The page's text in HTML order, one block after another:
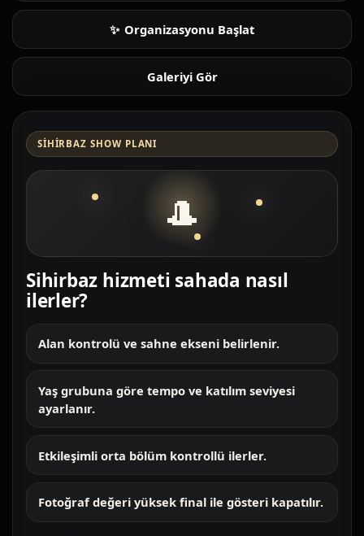
Organizasyonu Başlat
Galeriyi Gör
SIHIRBAZ SHOW PLANI
🎩
Sihirbaz hizmeti sahada nasıl
ilerler?
Alan kontrolü ve sahne ekseni belirlenir.
Yaş grubuna göre tempo ve katılım seviyesi
ayarlanır.
Etkileşimli orta bölüm kontrollü ilerler.
Fotoğraf değeri yüksek final ile gösteri kapatılır.